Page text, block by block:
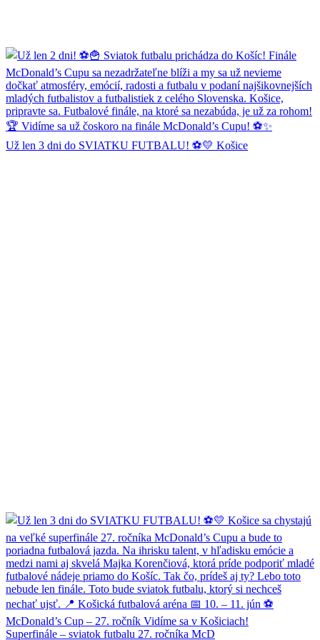
Už len 3 dni do SVIATKU FUTBALU! ⚽💛 Košice
Superfinále – sviatok futbalu 27. ročníka McD